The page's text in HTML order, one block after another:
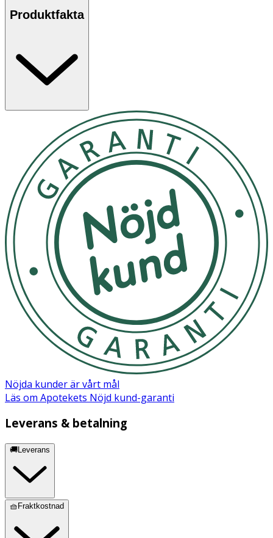
Produktfakta
Nöjda kunder är vårt mål
Läs om Apotekets Nöjd kund-garanti
Leverans & betalning
🚚Leverans
🧺Fraktkostnad